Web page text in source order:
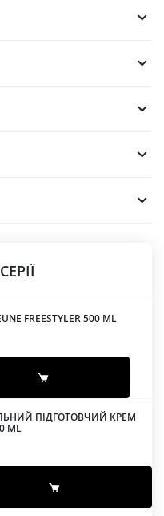
FREESTYLER 500 ML
ПІДГОТОВЧИЙ КРЕМ
ML